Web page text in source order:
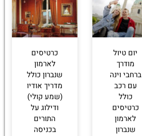
יום טיול
מודרך
ברחבי וינה
עם רכב
כולל
כרטיסים
לארמון
שנברון
כרטיסים
לארמון
שנברון כולל
מדריך אודיו
(שמע קולי)
ודילוג על
התורים
בכניסה